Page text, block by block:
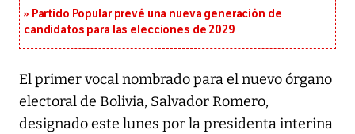
Partido Popular prevé una nueva generación de
candidatos para las elecciones de 2029
El primer vocal nombrado para el nuevo órgano
electoral de Bolivia, Salvador Romero,
designado este lunes por la presidenta interina